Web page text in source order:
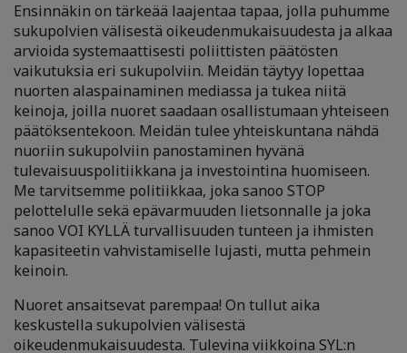
Ensinnäkin on tärkeää laajentaa tapaa, jolla puhumme
sukupolvien välisestä oikeudenmukaisuudesta ja alkaa
arvioida systemaattisesti poliittisten päätösten
vaikutuksia eri sukupolviin. Meidän täytyy lopettaa
nuorten alaspainaminen mediassa ja tukea niitä
keinoja, joilla nuoret saadaan osallistumaan yhteiseen
päätöksentekoon. Meidän tulee yhteiskuntana nähdä
nuoriin sukupolviin panostaminen hyvänä
tulevaisuuspolitiikkana ja investointina huomiseen.
Me tarvitsemme politiikkaa, joka sanoo STOP
pelottelulle sekä epävarmuuden lietsonnalle ja joka
sanoo VOI KYLLÄ turvallisuuden tunteen ja ihmisten
kapasiteetin vahvistamiselle lujasti, mutta pehmein
keinoin.
Nuoret ansaitsevat parempaa! On tullut aika
keskustella sukupolvien välisestä
oikeudenmukaisuudesta. Tulevina viikkoina SYL:n